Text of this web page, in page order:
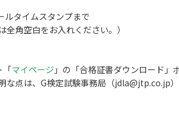
ルタイムスタンプまで
角空白をお入れください。）
「マイページ 」の「合格証書ダウンロード」
点は、G検定試験事務局（jdla@jtp.co.jp）